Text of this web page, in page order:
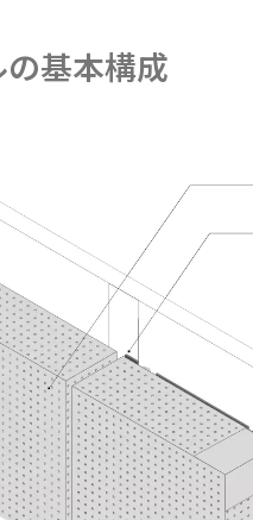
基本構成